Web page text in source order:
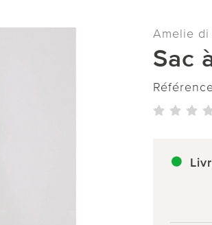
Amelie di
Sac